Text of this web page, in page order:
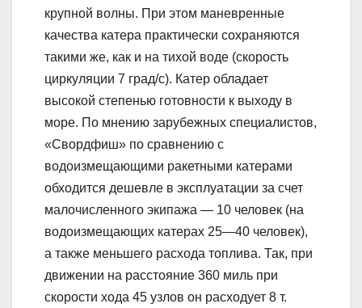
крупной волны. При этом маневренные
качества катера практически сохраняются
такими же, как и на тихой воде (скорость
циркуляции 7 град/с). Катер обладает
высокой степенью готовности к выходу в
море. По мнению зарубежных специалистов,
«Свордфиш» по сравнению с
водоизмещающими ракетными катерами
обходится дешевле в эксплуатации за счет
малочисленного экипажа — 10 человек (на
водоизмещающих катерах 25—40 человек),
а также меньшего расхода топлива. Так, при
движении на расстояние 360 миль при
скорости хода 45 узлов он расходует 8 т.